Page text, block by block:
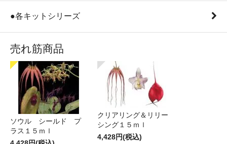
●各キットシリーズ
売れ筋商品
ソウル シールド プ
ラス１５ｍｌ
クリアリング＆リリー
シング１５ｍｌ
4,428円(税込)